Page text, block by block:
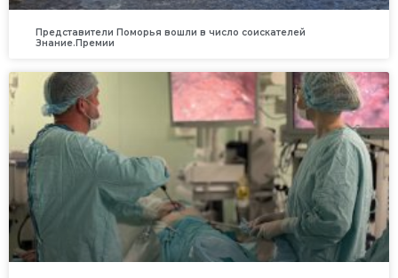
Представители Поморья вошли в число соискателей
Знание.Премии